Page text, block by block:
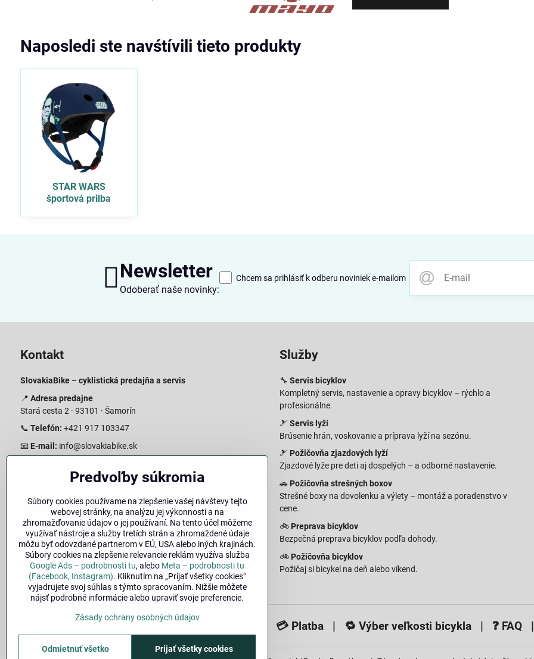
Naposledi ste navśtívili tieto produkty
STAR WARS
športová prilba
Newsletter
Odoberať naše novinky:
Chcem sa prihlásiť k odberu noviniek e-mailom
Kontakt
SlovakiaBike – cyklistická predajňa a servis
📍 Adresa predajne
Stará cesta 2 · 93101 · Šamorín
📞 Telefón: +421 917 103347
📧 E-mail: info@slovakiabike.sk
Pondelok–Piatok: 08:00–17:00 Streda 08:00-16:00
Nedeľa: Zatvorené
👉Zobraziť predajňu na mape(Google Maps trasa)
Služby
🔧 Servis bicyklov
Kompletný servis, nastavenie a opravy bicyklov – rýchlo a
profesionálne.
🎿 Servis lyží
Brúsenie hrán, voskovanie a príprava lyží na sezónu.
🎿 Požičovňa zjazdových lyží
Zjazdové lyže pre deti aj dospelých – a odborné nastavenie.
🚗 Požičovňa strešných boxov
Strešné boxy na dovolenku a výlety – montáž a poradenstvo v
cene.
🚲 Preprava bicyklov
Bezpečná preprava bicyklov podľa dohody.
🚲 Požičovňa bicyklov
Požičaj si bicykel na deň alebo víkend.
| 💳 Platba | 🔁Výber veľkosti bicykla | ❓ FAQ
Predvoľby súkromia
Súbory cookies používame na zlepšenie vašej návštevy tejto
webovej stránky, na analýzu jej výkonnosti a na
zhromažďovanie údajov o jej používaní. Na tento účel môžeme
využívať nástroje a služby tretích strán a zhromaždené údaje
môžu byť odovzdané partnerom v EÚ, USA alebo iných krajinách.
Súbory cookies na zlepšenie relevancie reklám využíva služba
Google Ads – podrobnosti tu, alebo Meta – podrobnosti tu
(Facebook, Instagram). Kliknutím na „Prijať všetky cookies"
vyjadrujete svoj súhlas s týmto spracovaním. Nižšie môžete
nájsť podrobné informácie alebo upraviť svoje preferencie.
Zásady ochrany osobných údajov
Prijať všetky cookies
Odmietnuť všetko